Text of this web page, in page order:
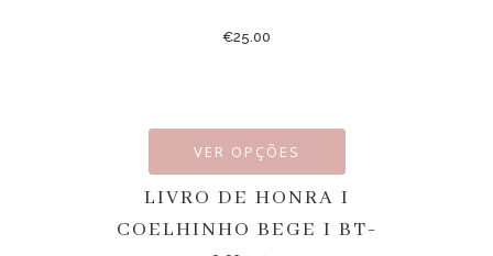
€25.00
VER OPÇÕES
LIVRO DE HONRA I
COELHINHO BEGE I BT-